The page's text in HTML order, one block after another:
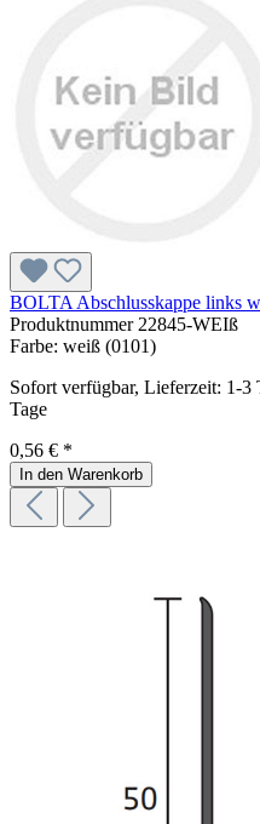
BOLTA Abschlusskappe links
Produktnummer 22845-WEIß
Farbe: weiß (0101)
Sofort verfügbar, Lieferzeit: 1-3
Tage
0,56 € *
In den Warenkorb